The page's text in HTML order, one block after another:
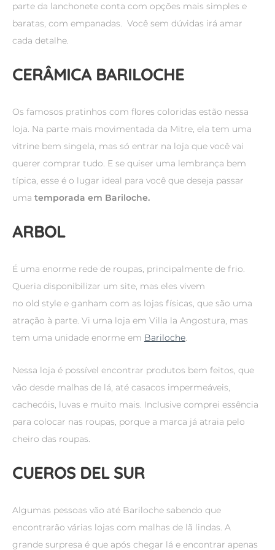
parte da lanchonete conta com opções mais simples e
baratas, com empanadas. Você sem dúvidas irá amar
cada detalhe.
CERÂMICA BARILOCHE
Os famosos pratinhos com flores coloridas estão nessa
loja. Na parte mais movimentada da Mitre, ela tem uma
vitrine bem singela, mas só entrar na loja que você vai
querer comprar tudo. E se quiser uma lembrança bem
típica, esse é o lugar ideal para você que deseja passar
uma temporada em Bariloche.
ARBOL
É uma enorme rede de roupas, principalmente de frio.
Queria disponibilizar um site, mas eles vivem
no old style e ganham com as lojas físicas, que são uma
atração à parte. Vi uma loja em Villa la Angostura, mas
tem uma unidade enorme em Bariloche.
Nessa loja é possível encontrar produtos bem feitos, que
vão desde malhas de lá, até casacos impermeáveis,
cachecóis, luvas e muito mais. Inclusive comprei essência
para colocar nas roupas, porque a marca já atraia pelo
cheiro das roupas.
CUEROS DEL SUR
Algumas pessoas vão até Bariloche sabendo que
encontrarão várias lojas com malhas de lã lindas. A
grande surpresa é que após chegar lá e encontrar apenas